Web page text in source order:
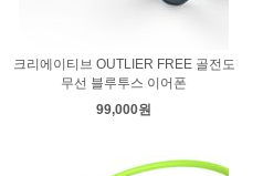
크리에이티브 OUTLIER FREE 골전도
무선 블루투스 이어폰
99,000원